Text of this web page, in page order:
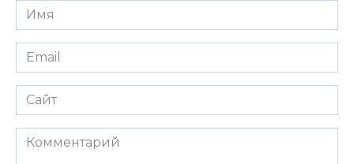
Имя
*
Email
*
Сайт
Комментарий